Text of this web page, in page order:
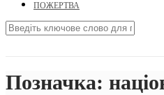
ПОЖЕРТВА
Позначка: